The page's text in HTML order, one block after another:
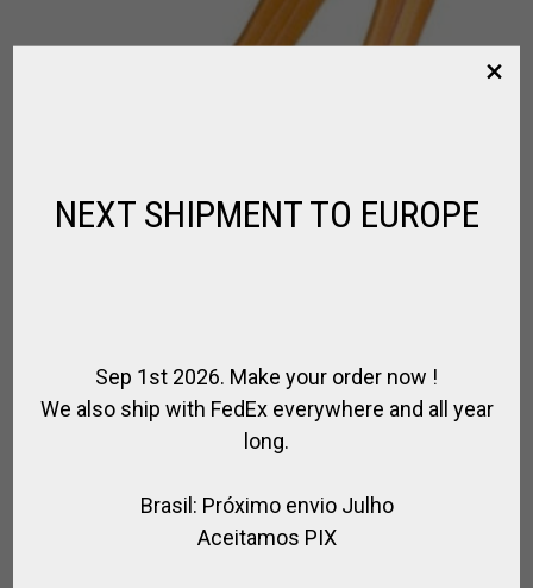
CINCHA DE CUERO
PARA EL CABALLO
NEXT SHIPMENT TO EUROPE
Sep 1st 2026. Make your order now !
We also ship with FedEx everywhere and all year
long.
Brasil: Próximo envio Julho
Aceitamos PIX